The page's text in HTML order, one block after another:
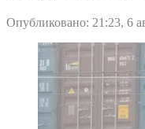
Опубликовано: 21:23, 6